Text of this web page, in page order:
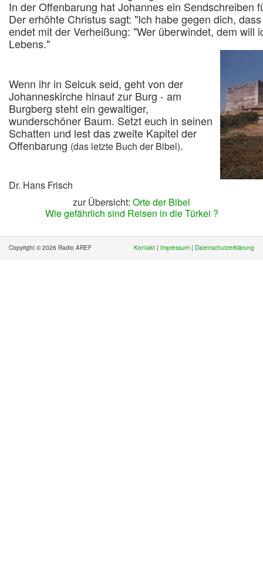
In der Offenbarung hat Johannes ein Sendschreiben
Der erhöhte Christus sagt: "Ich habe gegen dich,
endet mit der Verheißung: "Wer überwindet, dem will
Lebens."
Wenn ihr in Selcuk seid, geht von der
Johanneskirche hinauf zur Burg - am
Burgberg steht ein gewaltiger,
wunderschöner Baum. Setzt euch in seinen
Schatten und lest das zweite Kapitel der
Offenbarung (das letzte Buch der Bibel).
Dr. Hans Frisch
zur Übersicht: Orte der Bibel
Wie gefährlich sind Reisen in die Türkei ?
Copyright © 2026 Radio AREF Kontakt | Impressum | Datenschutzerklärung